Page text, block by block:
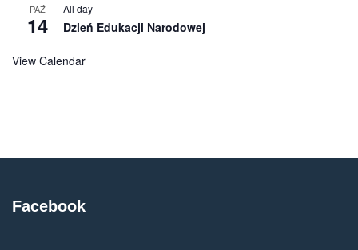
PAŹ
14
All day
Dzień Edukacji Narodowej
View Calendar
Facebook